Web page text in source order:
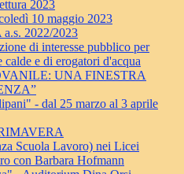
2023
10 maggio 2023
2022/2023
di interesse pubblico per
e di erogatori d'acqua
UNA FINESTRA
- dal 25 marzo al 3 aprile
Scuola Lavoro) nei Licei
con Barbara Hofmann